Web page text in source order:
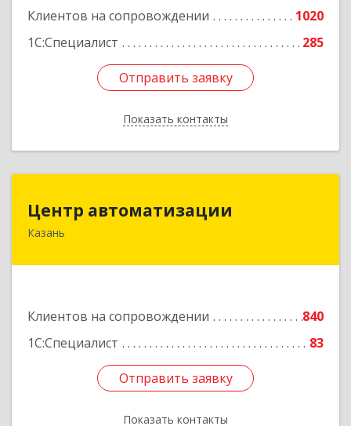
Клиентов на сопровождении
1020
1С:Специалист
285
Отправить заявку
Показать контакты
Отправить заявку
Назад
Центр автоматизации
Казань
Клиентов на сопровождении
840
1С:Специалист
83
Отправить заявку
Показать контакты
420133, Татарстан Респ, Казань г, Ямашева пр-
Отправить заявку
Назад